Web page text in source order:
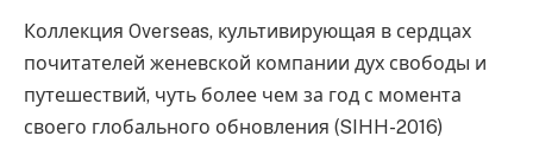
Коллекция Overseas, культивирующая в сердцах
почитателей женевской компании дух свободы и
путешествий, чуть более чем за год с момента
своего глобального обновления (SIHH-2016)